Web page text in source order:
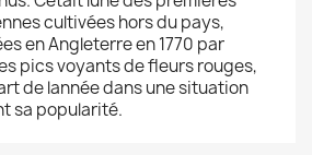
cultivées hors du pays,
en Angleterre en 1770 par
pics voyants de fleurs rouges,
de lannée dans une situation
sa popularité.